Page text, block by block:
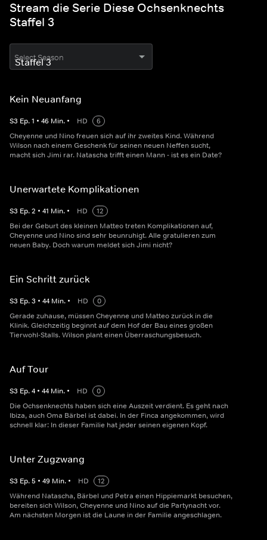
Stream die Serie Diese Ochsenknechts
Staffel 3
Select Season
Kein Neuanfang
S3 Ep.1 • 46 Min. • HD
6
Cheyenne und Nino freuen sich auf ihr zweites Kind. Während
Wilson nach einem Geschenk für seinen neuen Neffen sucht,
macht sich Jimi rar. Natascha trifft einen Mann - ist es ein Date?
Unerwartete Komplikationen
S3 Ep.2 • 41 Min. • HD
12
Bei der Geburt des kleinen Matteo treten Komplikationen auf,
Cheyenne und Nino sind sehr beunruhigt. Alle gratulieren zum
neuen Baby. Doch warum meldet sich Jimi nicht?
Ein Schritt zurück
S3 Ep.3 • 44 Min. • HD
0
Gerade zuhause, müssen Cheyenne und Matteo zurück in die
Klinik. Gleichzeitig beginnt auf dem Hof der Bau eines großen
Tierwohl-Stalls. Wilson plant einen Überraschungsbesuch.
Auf Tour
S3 Ep.4 • 44 Min. • HD
0
Die Ochsenknechts haben sich eine Auszeit verdient. Es geht nach
Ibiza, auch Oma Bärbel ist dabei. In der Finca angekommen, wird
schnell klar: In dieser Familie hat jeder seinen eigenen Kopf.
Unter Zugzwang
S3 Ep.5 • 49 Min. • HD
12
Während Natascha, Bärbel und Petra einen Hippiemarkt besuchen,
bereiten sich Wilson, Cheyenne und Nino auf die Partynacht vor.
Am nächsten Morgen ist die Laune in der Familie angeschlagen.